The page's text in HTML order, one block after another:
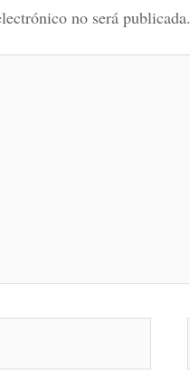
no será publicada.